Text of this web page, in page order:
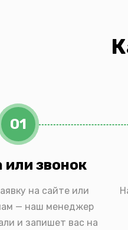
01
или звонок
на сайте или
— наш менеджер
и запишет вас на